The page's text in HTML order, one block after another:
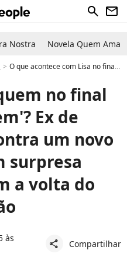
search newsletter
Nostra Novela Quem Ama
O que acontece com Lisa no final da novela 'A Viagem'? Personagem de Andréa Beltrão tem casamento apaixonado e encontro explosivo com espírito de Alexandre em nova vida
no final
Ex de
um novo
surpresa
a volta do
às
share Compartilhar